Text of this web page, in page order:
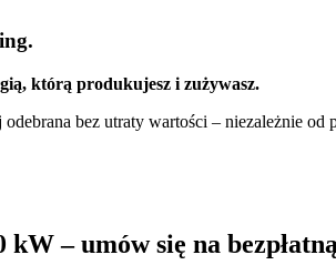
którą produkujesz i zużywasz.
bez utraty wartości – niezależnie od
– umów się na